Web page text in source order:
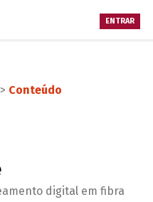
ENTRAR
> Conteúdo
digital em fibra